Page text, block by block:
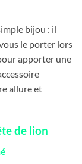
bijou : il
le porter lors
apporter une
allure et
de lion